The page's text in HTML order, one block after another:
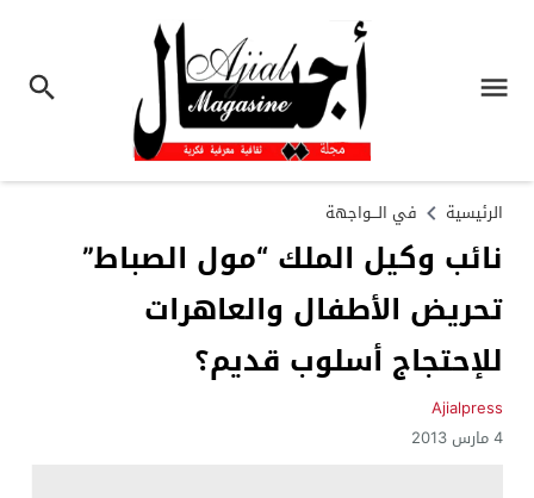
الرئيسية في الـــواجهة
نائب وكيل الملك “مول الصباط”
تحريض الأطفال والعاهرات
للإحتجاج أسلوب قديم؟
Ajialpress
4 مارس 2013